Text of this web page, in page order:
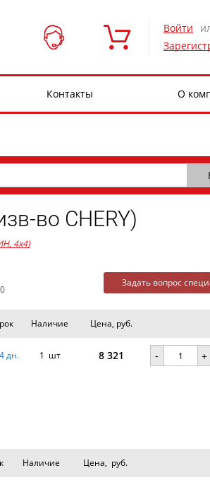
Войти
Контакты О
во CHERY)
4x4)
Задать вопрос
Наличие Цена, руб.
дн. 1 шт 8 321 - +
Наличие Цена, руб.